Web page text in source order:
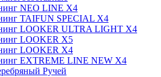
NEO LINE X4
TAIFUN SPECIAL X4
LOOKER ULTRA LIGHT X4
LOOKER X5
LOOKER X4
EXTREME LINE NEW X4
Ручей